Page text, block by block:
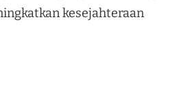
kesejahteraan